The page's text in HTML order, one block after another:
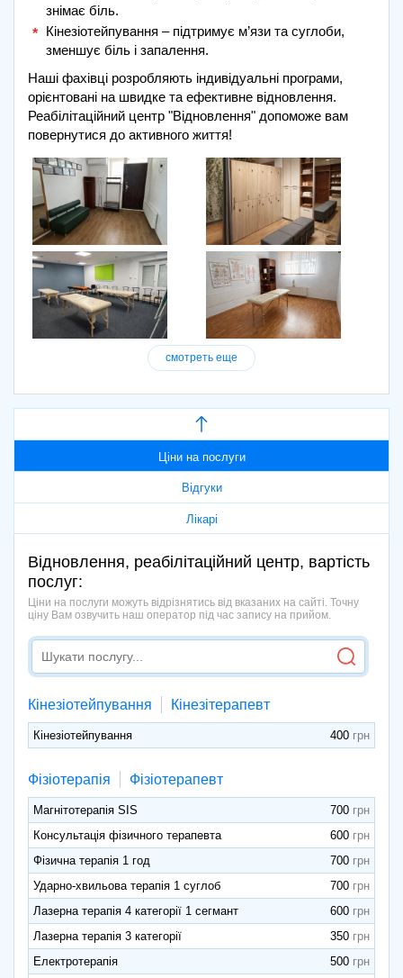
знімає біль.
Кінезіотейпування – підтримує м’язи та суглоби,
зменшує біль і запалення.
Наші фахівці розробляють індивідуальні програми,
орієнтовані на швидке та ефективне відновлення.
Реабілітаційний центр "Відновлення" допоможе вам
повернутися до активного життя!
смотреть еще
Ціни на послуги
Відгуки
Лікарі
Відновлення, реабілітаційний центр, вартість
послуг:
Ціни на послуги можуть відрізнятись від вказаних на сайті. Точну
ціну Вам озвучить наш оператор під час запису на прийом.
Кінезіотейпування Кінезітерапевт
Кінезіотейпування 400
Фізіотерапія Фізіотерапевт
Магнітотерапія SIS
700
Консультація фізичного терапевта
600
Фізична терапія 1 год
700
Ударно-хвильова терапія 1 суглоб
700
Лазерна терапія 4 категорії 1 сегмант
600
Лазерна терапія 3 категорії
350
Електротерапія
500